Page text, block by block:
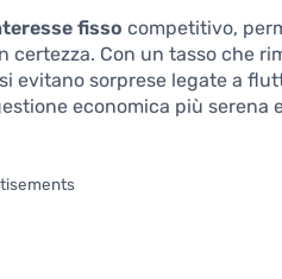
fisso competitivo,
Con un tasso che
evitano sorprese legate a
economica più serena